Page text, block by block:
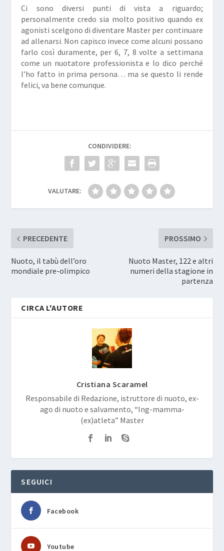
Ci sono diversi punti di vista a riguardo;
personalmente credo sia molto positivo quando ex
agonisti scelgono di diventare Master per continuare
ad allenarsi. Non capisco invece come alcuni possano
farlo così duramente, per 6, 7, 8 volte a settimana
come un nuotatore professionista e lo dico perché
l’ho fatto in prima persona… ma se questo li rende
felici, va bene comunque.
CONDIVIDERE:
VALUTARE:
PRECEDENTE
Nuoto, il tabù dell’oro
mondiale pre-olimpico
PROSSIMO
Nuoto Master, 122 e altri
numeri della stagione in
partenza
CIRCA L'AUTORE
Cristiana Scaramel
Responsabile di Redazione, istruttore di nuoto, ex-
ago di nuoto e salvamento, “Ing-mamma-
(ex)atleta” Master
SEGUICI
Facebook
Youtube